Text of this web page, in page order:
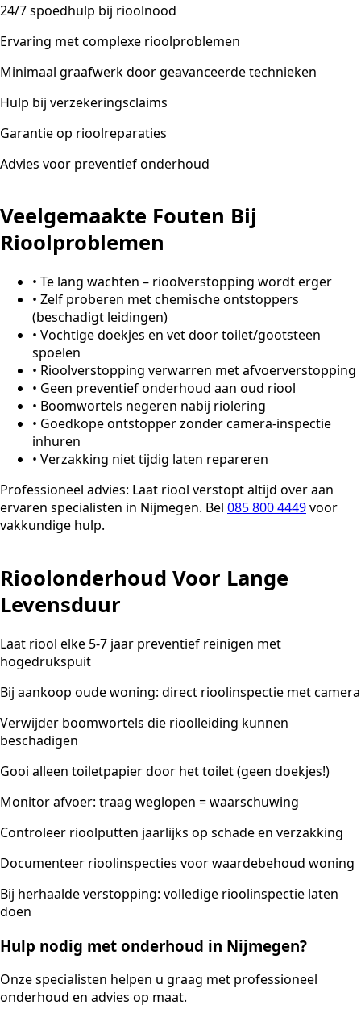
24/7 spoedhulp bij rioolnood
Ervaring met complexe rioolproblemen
Minimaal graafwerk door geavanceerde technieken
Hulp bij verzekeringsclaims
Garantie op rioolreparaties
Advies voor preventief onderhoud
Veelgemaakte Fouten Bij
Rioolproblemen
• Te lang wachten – rioolverstopping wordt erger
• Zelf proberen met chemische ontstoppers
(beschadigt leidingen)
• Vochtige doekjes en vet door toilet/gootsteen
spoelen
• Rioolverstopping verwarren met afvoerverstopping
• Geen preventief onderhoud aan oud riool
• Boomwortels negeren nabij riolering
• Goedkope ontstopper zonder camera-inspectie
inhuren
• Verzakking niet tijdig laten repareren
Professioneel advies: Laat riool verstopt altijd over aan
ervaren specialisten in Nijmegen. Bel 085 800 4449voor
vakkundige hulp.
Rioolonderhoud Voor Lange
Levensduur
Laat riool elke 5-7 jaar preventief reinigen met
hogedrukspuit
Bij aankoop oude woning: direct rioolinspectie met camera
Verwijder boomwortels die rioolleiding kunnen
beschadigen
Gooi alleen toiletpapier door het toilet (geen doekjes!)
Monitor afvoer: traag weglopen = waarschuwing
Controleer rioolputten jaarlijks op schade en verzakking
Documenteer rioolinspecties voor waardebehoud woning
Bij herhaalde verstopping: volledige rioolinspectie laten
doen
Hulp nodig met onderhoud in Nijmegen?
Onze specialisten helpen u graag met professioneel
onderhoud en advies op maat.